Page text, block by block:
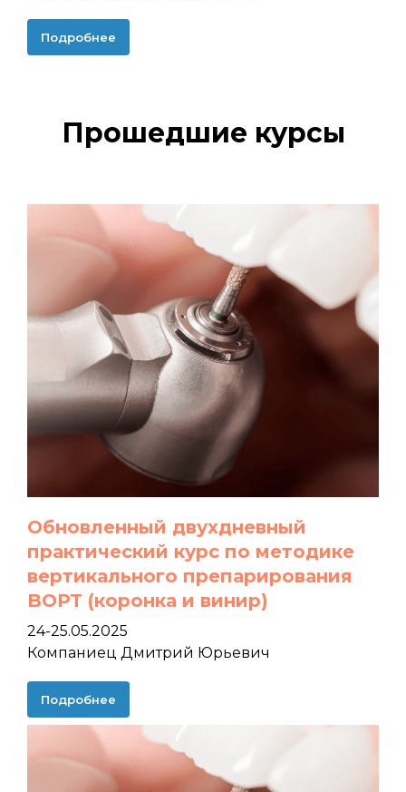
Подробнее
Прошедшие курсы
Обновленный двухдневный
практический курс по методике
вертикального препарирования
BOPT (коронка и винир)
24-25.05.2025
Компаниец Дмитрий Юрьевич
Подробнее